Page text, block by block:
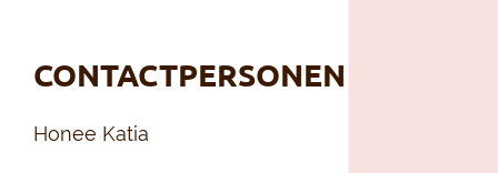
CONTACTPERSONEN
Honee Katia